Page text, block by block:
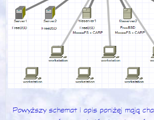
Powyższy schemat i opis poniżej mają